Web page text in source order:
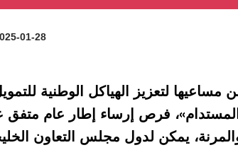
01-28
لتعزيز الهياكل الوطنية
فرص إرساء إطار عام متفق
يمكن لدول مجلس التعاون